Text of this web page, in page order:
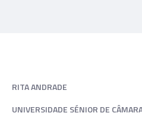
RITA ANDRADE
UNIVERSIDADE SÉNIOR DE